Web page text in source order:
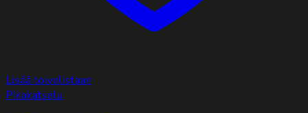
Lisää toivelistaan
Pikakatselu